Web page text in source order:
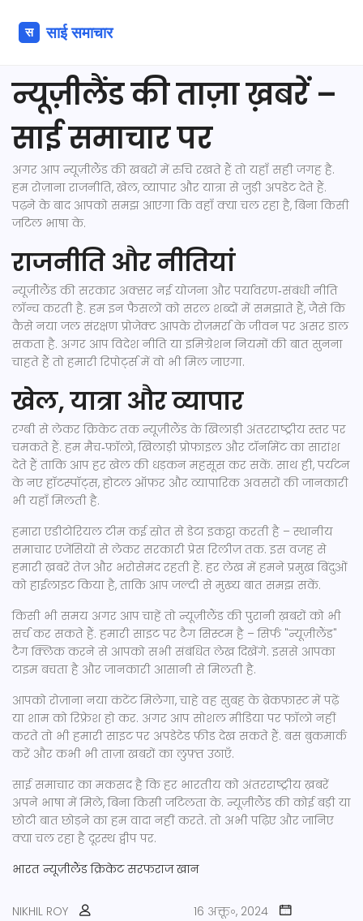
न्यूज़ीलैंड की ताज़ा ख़बरें –
साई समाचार पर
अगर आप न्यूज़ीलैंड की खबरों में रुचि रखते हैं तो यहाँ सही जगह है.
हम रोज़ाना राजनीति, खेल, व्यापार और यात्रा से जुड़ी अपडेट देते हैं.
पढ़ने के बाद आपको समझ आएगा कि वहाँ क्या चल रहा है, बिना किसी
जटिल भाषा के.
राजनीति और नीतियां
न्यूज़ीलैंड की सरकार अक्सर नई योजना और पर्यावरण‑संबंधी नीति
लॉन्च करती है. हम इन फैसलों को सरल शब्दों में समझाते हैं, जैसे कि
कैसे नया जल संरक्षण प्रोजेक्ट आपके रोज़मर्रा के जीवन पर असर डाल
सकता है. अगर आप विदेश नीति या इमिग्रेशन नियमों की बात सुनना
चाहते हैं तो हमारी रिपोर्ट्स में वो भी मिल जाएगा.
खेल, यात्रा और व्यापार
रग्बी से लेकर क्रिकेट तक न्यूज़ीलैंड के खिलाड़ी अंतरराष्ट्रीय स्तर पर
चमकते हैं. हम मैच‑फ़ॉलो, खिलाड़ी प्रोफाइल और टॉर्नामेंट का सारांश
देते हैं ताकि आप हर खेल की धड़कन महसूस कर सकें. साथ ही, पर्यटन
के नए हॉटस्पॉट्स, होटल ऑफ़र और व्यापारिक अवसरों की जानकारी
भी यहाँ मिलती है.
हमारा एडीटोरियल टीम कई स्रोत से डेटा इकट्ठा करती है – स्थानीय
समाचार एजेंसियों से लेकर सरकारी प्रेस रिलीज़ तक. इस वजह से
हमारी ख़बरें तेज़ और भरोसेमंद रहती हैं. हर लेख में हमने प्रमुख बिंदुओं
को हाईलाइट किया है, ताकि आप जल्दी से मुख्य बात समझ सकें.
किसी भी समय अगर आप चाहें तो न्यूज़ीलैंड की पुरानी ख़बरों को भी
सर्च कर सकते हैं. हमारी साइट पर टैग सिस्टम है – सिर्फ "न्यूज़ीलैंड"
टैग क्लिक करने से आपको सभी संबंधित लेख दिखेंगे. इससे आपका
टाइम बचता है और जानकारी आसानी से मिलती है.
आपको रोज़ाना नया कंटेंट मिलेगा, चाहे वह सुबह के ब्रेकफ़ास्ट में पढ़ें
या शाम को रिफ्रेश हो कर. अगर आप सोशल मीडिया पर फॉलो नहीं
करते तो भी हमारी साइट पर अपडेटेड फ़ीड देख सकते हैं. बस बुकमार्क
करें और कभी भी ताज़ा खबरों का लुफ़्त उठाएँ.
साई समाचार का मकसद है कि हर भारतीय को अंतरराष्ट्रीय ख़बरें
अपने भाषा में मिले, बिना किसी जटिलता के. न्यूज़ीलैंड की कोई बड़ी या
छोटी बात छोड़ने का हम वादा नहीं करते. तो अभी पढ़िए और जानिए
क्या चल रहा है दूरस्थ द्वीप पर.
भारत न्यूज़ीलैंड क्रिकेट सरफराज खान
NIKHIL ROY
16 अक्तू॰, 2024